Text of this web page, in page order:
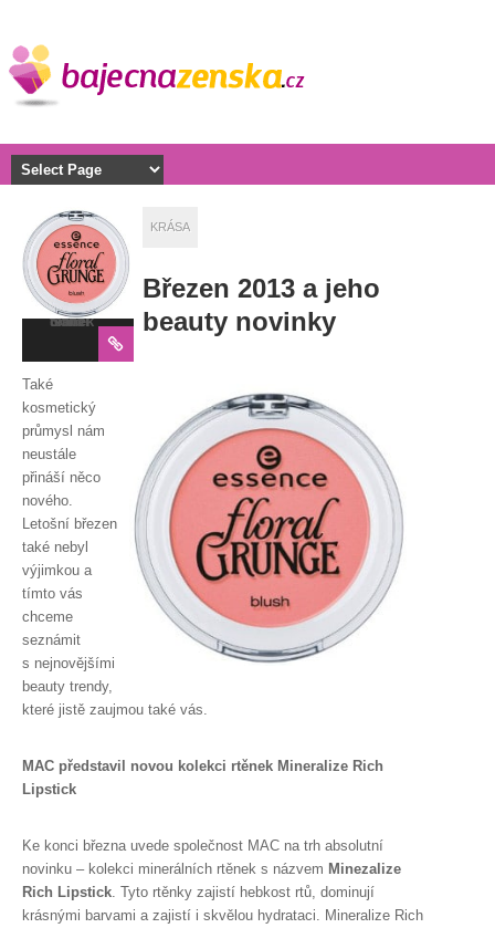
Sdílej tento článek
KRÁSA
Březen 2013 a jeho
beauty novinky
Také
kosmetický
průmysl nám
neustále
přináší něco
nového.
Letošní březen
také nebyl
výjimkou a
tímto vás
chceme
seznámit
s nejnovějšími
beauty trendy,
které jistě zaujmou také vás.
MAC představil novou kolekci rtěnek Mineralize Rich
Lipstick
Ke konci března uvede společnost MAC na trh absolutní
novinku – kolekci minerálních rtěnek s názvem Minezalize
Rich Lipstick . Tyto rtěnky zajistí hebkost rtů, dominují
krásnými barvami a zajistí i skvělou hydrataci. Mineralize Rich